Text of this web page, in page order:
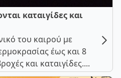
καταιγίδες και
του καιρού με
έως και 8
και καταιγίδες....